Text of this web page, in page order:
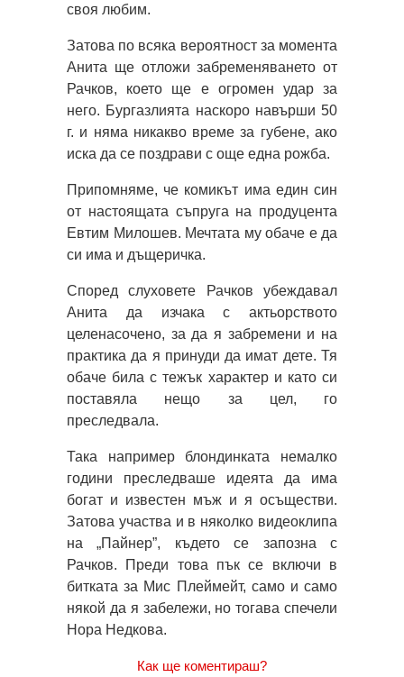
своя любим.
Затова по всяка вероятност за момента
Анита ще отложи забременяването от
Рачков, което ще е огромен удар за
него. Бургазлията наскоро навърши 50
г. и няма никакво време за губене, ако
иска да се поздрави с още една рожба.
Припомняме, че комикът има един син
от настоящата съпруга на продуцента
Евтим Милошев. Мечтата му обаче е да
си има и дъщеричка.
Според слуховете Рачков убеждавал
Анита да изчака с актьорството
целенасочено, за да я забремени и на
практика да я принуди да имат дете. Тя
обаче била с тежък характер и като си
поставяла нещо за цел, го
преследвала.
Така например блондинката немалко
години преследваше идеята да има
богат и известен мъж и я осъществи.
Затова участва и в няколко видеоклипа
на „Пайнер”, където се запозна с
Рачков. Преди това пък се включи в
битката за Мис Плеймейт, само и само
някой да я забележи, но тогава спечели
Нора Недкова.
Как ще коментираш?